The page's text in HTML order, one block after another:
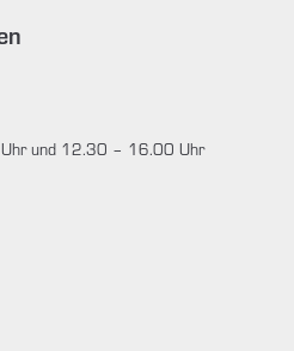
und 12.30 – 16.00 Uhr